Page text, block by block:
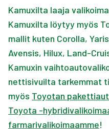
Kamuxilta laaja
Kamuxilta löytyy myös
mallit kuten Corolla,
Avensis, Hilux, Land-
Kamuxin
nettisivuilta tarkemmat
myös Toyotan
Toyota -
farmarivalikoimaamme!